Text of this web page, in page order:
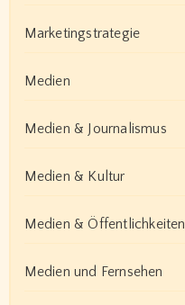
Marketingstrategie
Medien
Medien & Journalismus
Medien & Kultur
Medien & Öffentlichkeiten
Medien und Fernsehen